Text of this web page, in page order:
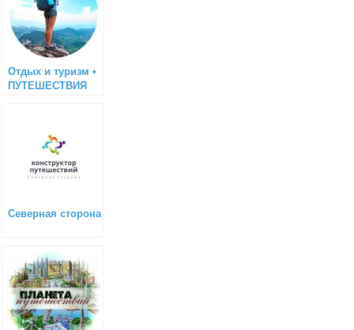
Отдых и туризм •
ПУТЕШЕСТВИЯ
Северная сторона